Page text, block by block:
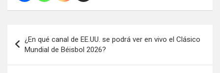
de
entradas
¿En qué canal de EE.UU. se podrá ver en vivo el Clásico
Mundial de Béisbol 2026?